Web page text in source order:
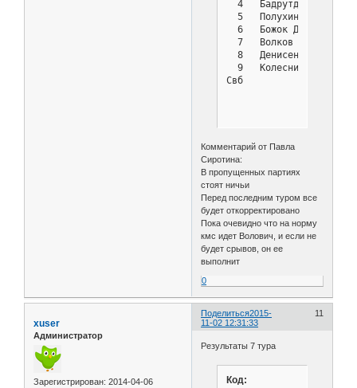
4   Бадрутдинова
5   Полухин
6   Божок Дмитрий
7   Волков Кирилл
8   Денисенко
9   Колесников
Свб            : 17
Комментарий от Павла
Сиротина:
В пропущенных партиях
стоят ничьи
Перед последним туром все
будет откорректировано
Пока очевидно что на норму
кмс идет Волович, и если не
будет срывов, он ее
выполнит
0
Поделиться 11
2015-
11-02 12:31:33
xuser
Администратор
Зарегистрирован: 2014-04-06
Результаты 7 тура
Код: